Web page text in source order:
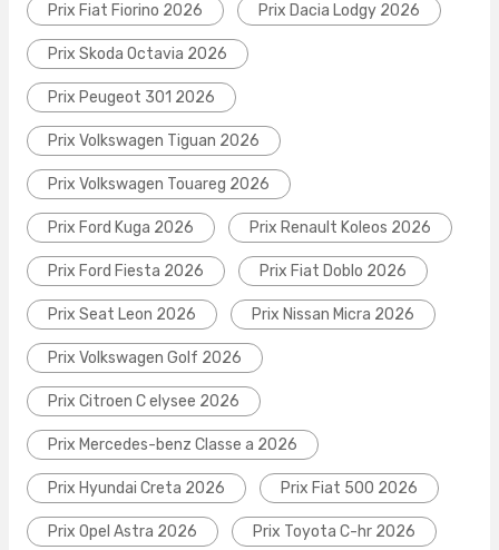
Prix Fiat Fiorino 2026 Prix Dacia Lodgy 2026
Prix Skoda Octavia 2026
Prix Peugeot 301 2026
Prix Volkswagen Tiguan 2026
Prix Volkswagen Touareg 2026
Prix Ford Kuga 2026 Prix Renault Koleos 2026
Prix Ford Fiesta 2026 Prix Fiat Doblo 2026
Prix Seat Leon 2026 Prix Nissan Micra 2026
Prix Volkswagen Golf 2026
Prix Citroen C elysee 2026
Prix Mercedes-benz Classe a 2026
Prix Hyundai Creta 2026 Prix Fiat 500 2026
Prix Opel Astra 2026 Prix Toyota C-hr 2026